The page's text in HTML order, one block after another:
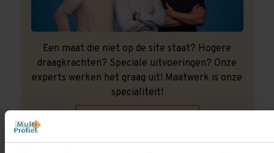
Een maat die niet op de site staat? Hogere
draagkrachten? Speciale uitvoeringen? Onze
experts werken het graag uit! Maatwerk is onze
specialiteit!